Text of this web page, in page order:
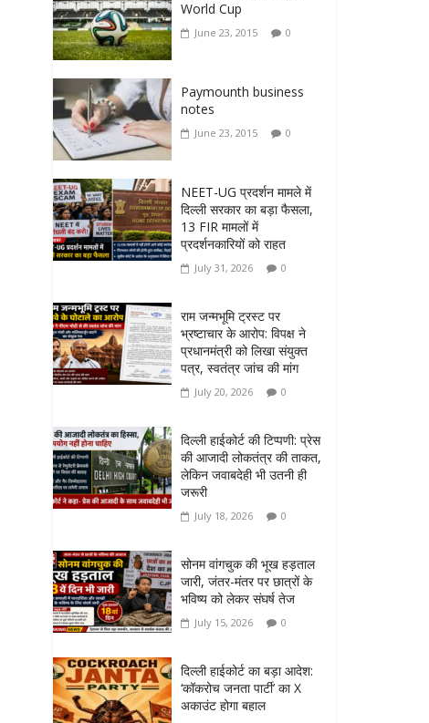
World Cup
June 23, 2015 0
Paymounth business
notes
June 23, 2015 0
NEET-UG प्रदर्शन मामले में
दिल्ली सरकार का बड़ा फैसला,
13 FIR मामलों में
प्रदर्शनकारियों को राहत
July 31, 2026 0
राम जन्मभूमि ट्रस्ट पर
भ्रष्टाचार के आरोप: विपक्ष ने
प्रधानमंत्री को लिखा संयुक्त
पत्र, स्वतंत्र जांच की मांग
July 20, 2026 0
दिल्ली हाईकोर्ट की टिप्पणी: प्रेस
की आजादी लोकतंत्र की ताकत,
लेकिन जवाबदेही भी उतनी ही
जरूरी
July 18, 2026 0
सोनम वांगचुक की भूख हड़ताल
जारी, जंतर-मंतर पर छात्रों के
भविष्य को लेकर संघर्ष तेज
July 15, 2026 0
दिल्ली हाईकोर्ट का बड़ा आदेश:
‘कॉकरोच जनता पार्टी’ का X
अकाउंट होगा बहाल